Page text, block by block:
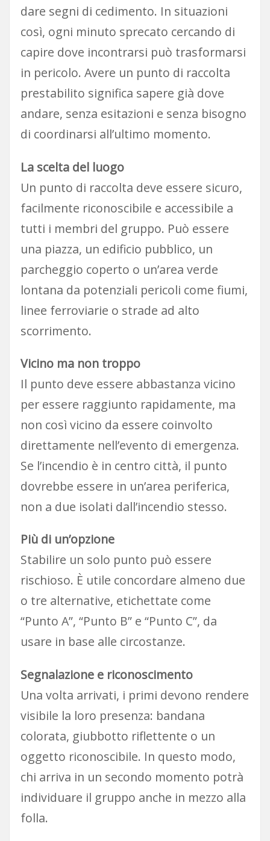
dare segni di cedimento. In situazioni
così, ogni minuto sprecato cercando di
capire dove incontrarsi può trasformarsi
in pericolo. Avere un punto di raccolta
prestabilito significa sapere già dove
andare, senza esitazioni e senza bisogno
di coordinarsi all’ultimo momento.
La scelta del luogo
Un punto di raccolta deve essere sicuro,
facilmente riconoscibile e accessibile a
tutti i membri del gruppo. Può essere
una piazza, un edificio pubblico, un
parcheggio coperto o un’area verde
lontana da potenziali pericoli come fiumi,
linee ferroviarie o strade ad alto
scorrimento.
Vicino ma non troppo
Il punto deve essere abbastanza vicino
per essere raggiunto rapidamente, ma
non così vicino da essere coinvolto
direttamente nell’evento di emergenza.
Se l’incendio è in centro città, il punto
dovrebbe essere in un’area periferica,
non a due isolati dall’incendio stesso.
Più di un’opzione
Stabilire un solo punto può essere
rischioso. È utile concordare almeno due
o tre alternative, etichettate come
“Punto A”, “Punto B” e “Punto C”, da
usare in base alle circostanze.
Segnalazione e riconoscimento
Una volta arrivati, i primi devono rendere
visibile la loro presenza: bandana
colorata, giubbotto riflettente o un
oggetto riconoscibile. In questo modo,
chi arriva in un secondo momento potrà
individuare il gruppo anche in mezzo alla
folla.